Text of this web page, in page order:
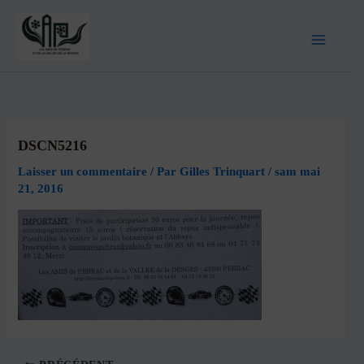
DSCN5216
Laisser un commentaire / Par Gilles Trinquart/sam mai
21, 2016